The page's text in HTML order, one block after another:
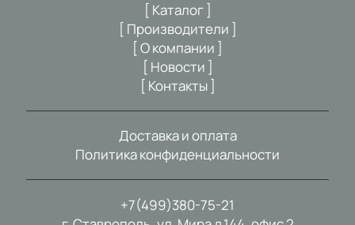
+7(499)380-75-21
[ Каталог ]
[ Производители ]
[ О компании ]
[ Новости ]
[ Контакты ]
Доставка и оплата
Политика конфиденциальности